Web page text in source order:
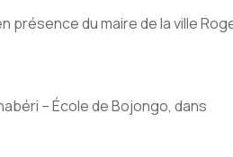
présence du maire de la ville
– École de Bojongo, dans